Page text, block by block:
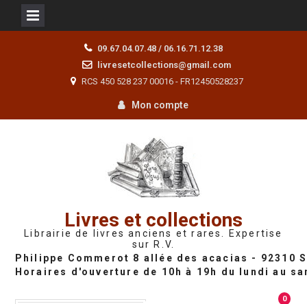
09.67.04.07.48 / 06.16.71.12.38
livresetcollections@gmail.com
RCS 450 528 237 00016 - FR12450528237
Mon compte
Livres et collections
Librairie de livres anciens et rares. Expertise
sur R.V.
0